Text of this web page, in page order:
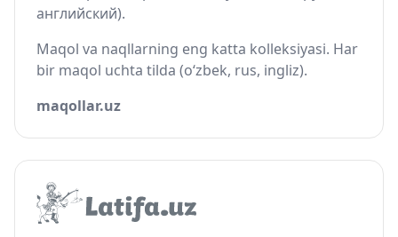
английский).
Maqol va naqllarning eng katta kolleksiyasi. Har
bir maqol uchta tilda (o‘zbek, rus, ingliz).
maqollar.uz